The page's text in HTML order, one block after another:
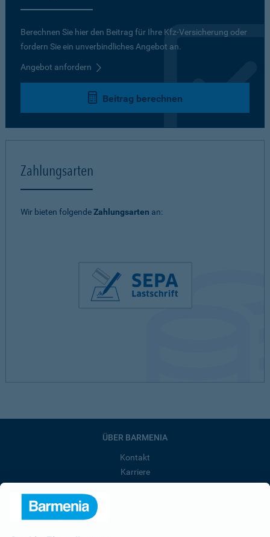
Berechnen Sie hier den Beitrag für Ihre Kfz-Versicherung oder
fordern Sie ein unverbindliches Angebot an.
Angebot anfordern
Beitrag berechnen
Zahlungsarten
Wir bieten folgendeZahlungsarten an:
ÜBER BARMENIA
Kontakt
Karriere